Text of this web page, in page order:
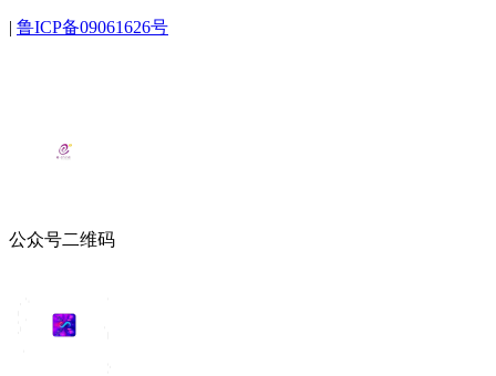
| 鲁ICP备09061626号
公众号二维码